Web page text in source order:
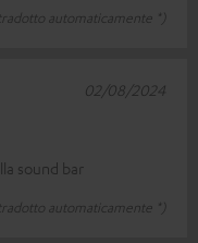
automaticamente *)
sound bar
automaticamente *)
02/08/2024